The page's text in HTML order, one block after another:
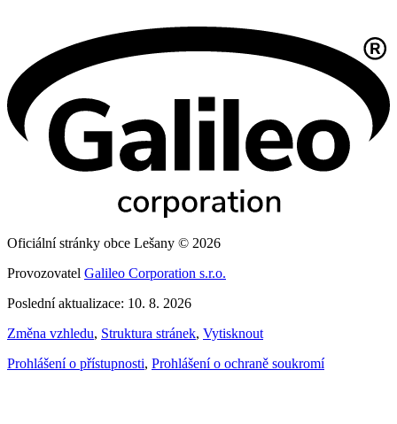
Oficiální stránky obce Lešany © 2026
Provozovatel Galileo Corporation s.r.o.
Poslední aktualizace: 10. 8. 2026
Změna vzhledu, Struktura stránek, Vytisknout
Prohlášení o přístupnosti, Prohlášení o ochraně soukromí